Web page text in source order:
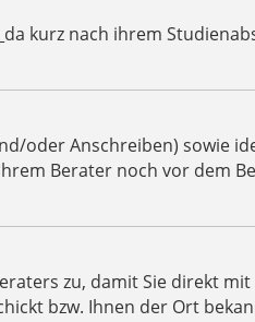
kurz nach ihrem
oder Anschreiben) sowie
Berater noch vor dem
zu, damit Sie direkt
bzw. Ihnen der Ort